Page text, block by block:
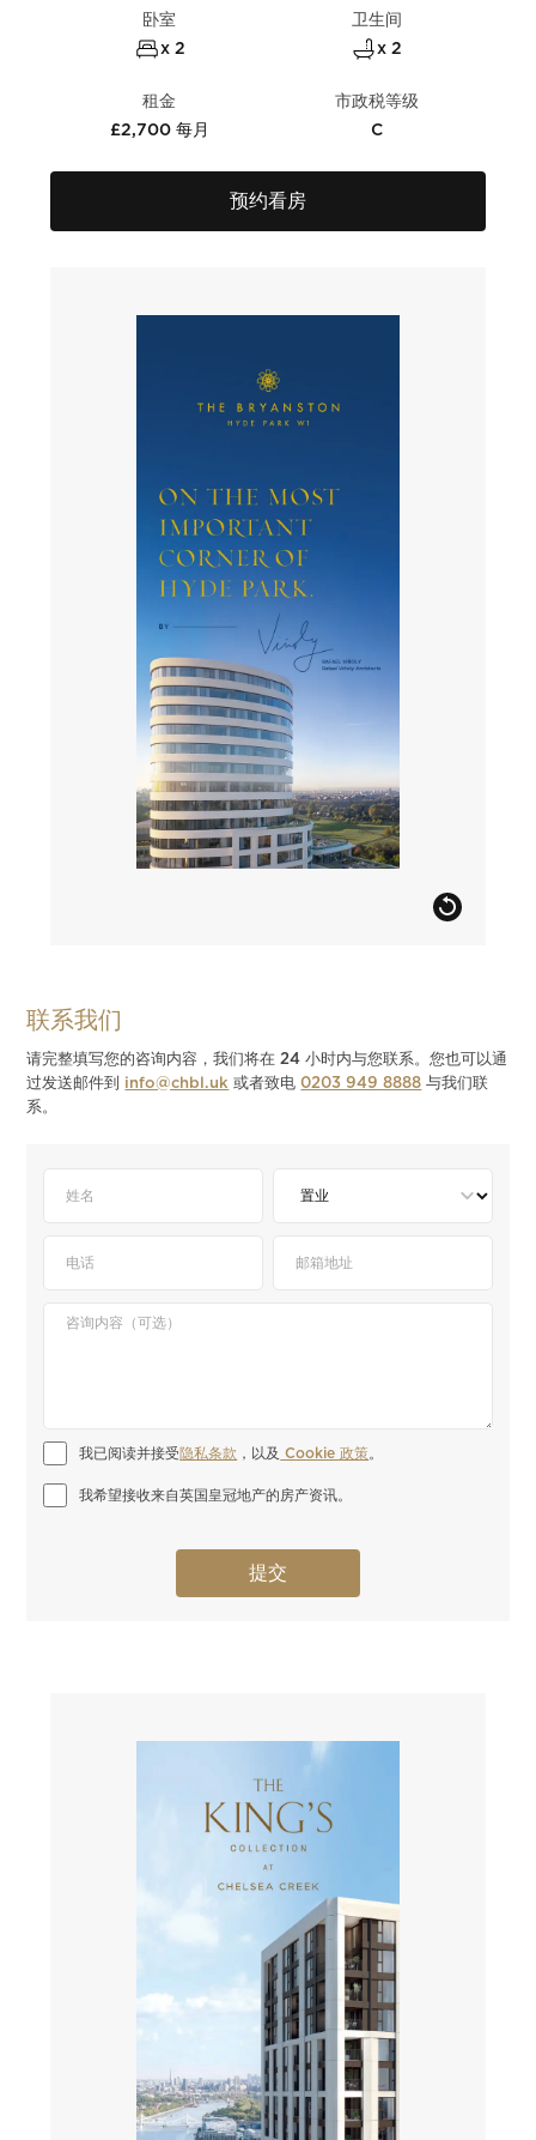
卧室
x 2
卫生间
x 2
租金
£2,700 每月
市政税等级
C
预约看房
联系我们
请完整填写您的咨询内容，我们将在 24 小时内与您联系。您也可以通
过发送邮件到 info@chbl.uk 或者致电0203 949 8888 与我们联
系。
我已阅读并接受 隐私条款 ，以及 Cookie 政策。
我希望接收来自英国皇冠地产的房产资讯。